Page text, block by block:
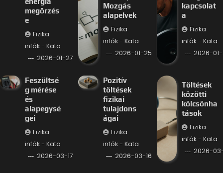
megőrzés
e
Fizika
infók - Kata
2026-01-27
Mozgás
alapelvek
Fizika
infók - Kata
2026-01-25
kapcsolat
a
Fizika
infók - Kata
2026-
Feszültsé
g mérése
és
alapegysé
gei
Fizika
infók - Kata
2026-03-17
Pozitív
töltések
fizikai
tulajdons
ágai
Fizika
infók - Kata
2026-03-16
Töltések
közötti
kölcsönha
tások
Fizika
infók - Kata
2026-